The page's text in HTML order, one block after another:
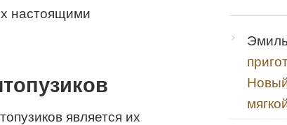
настоящими
является их